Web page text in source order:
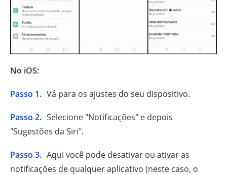
No iOS:
Passo 1. Vá para os ajustes do seu dispositivo.
Passo 2. Selecione "Notificações" e depois
"Sugestões da Siri".
Passo 3. Aqui você pode desativar ou ativar as
notificações de qualquer aplicativo (neste caso, o